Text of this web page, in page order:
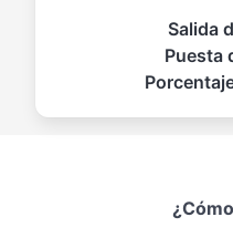
Salida
Puesta